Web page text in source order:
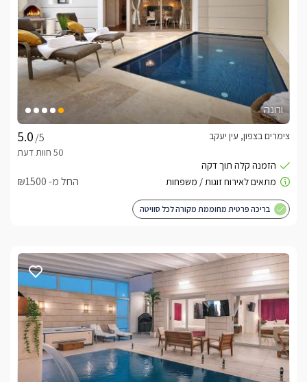
ורונה
/5
צימרים בצפון, עין יעקב
החל מ- ₪1500
בריכה פרטית מחוממת מקורה לכל סוויטה